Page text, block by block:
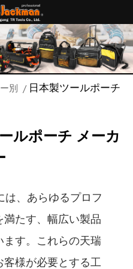
別 / 日本製ツールポーチ
ルポーチ メーカ
は、あらゆるプロフ
満たす、幅広い製品
ます。これらの天瑞
様が必要とする工